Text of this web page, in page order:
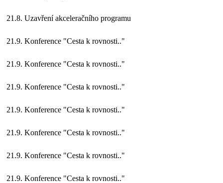
21.8. Uzavření akceleračního programu
21.9. Konference "Cesta k rovnosti.."
21.9. Konference "Cesta k rovnosti.."
21.9. Konference "Cesta k rovnosti.."
21.9. Konference "Cesta k rovnosti.."
21.9. Konference "Cesta k rovnosti.."
21.9. Konference "Cesta k rovnosti.."
21.9. Konference "Cesta k rovnosti.."